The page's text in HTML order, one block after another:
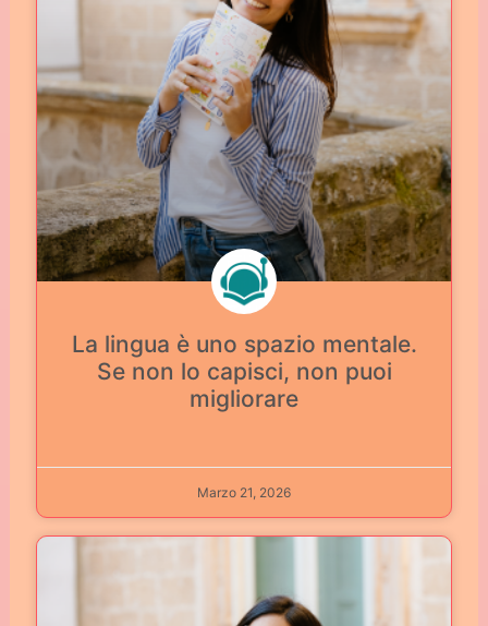
La lingua è uno spazio mentale.
Se non lo capisci, non puoi
migliorare
Marzo 21, 2026